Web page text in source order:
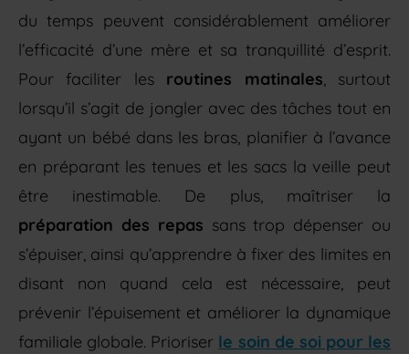
du temps peuvent considérablement améliorer
l’efficacité d’une mère et sa tranquillité d’esprit.
Pour faciliter les routines matinales, surtout
lorsqu’il s’agit de jongler avec des tâches tout en
ayant un bébé dans les bras, planifier à l’avance
en préparant les tenues et les sacs la veille peut
être inestimable. De plus, maîtriser la
préparation des repas sans trop dépenser ou
s’épuiser, ainsi qu’apprendre à fixer des limites en
disant non quand cela est nécessaire, peut
prévenir l’épuisement et améliorer la dynamique
familiale globale. Prioriser le soin de soi pour les